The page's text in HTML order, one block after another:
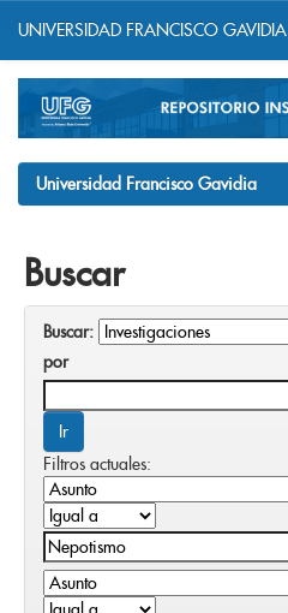
navigation
UNIVERSIDAD FRANCISCO GAVIDIA
Universidad Francisco Gavidia
Buscar
Buscar:
por
Filtros actuales: